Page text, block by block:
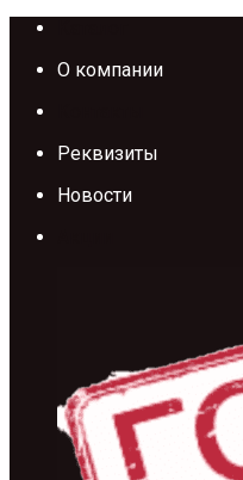
О компании
Реквизиты
Новости